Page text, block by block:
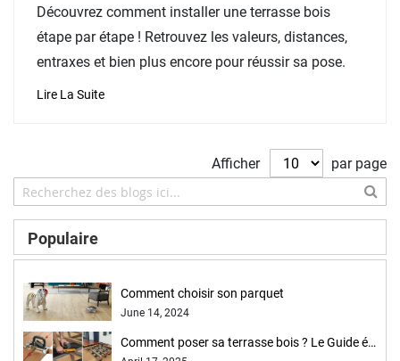
Découvrez comment installer une terrasse bois
étape par étape ! Retrouvez les valeurs, distances,
entraxes et bien plus encore pour réussir sa pose.
Lire La Suite
Afficher par page
Populaire
Comment choisir son parquet
June 14, 2024
Comment poser sa terrasse bois ? Le Guide étape par étape !